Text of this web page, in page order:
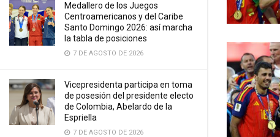
Medallero de los Juegos
Centroamericanos y del Caribe
Santo Domingo 2026: así marcha
la tabla de posiciones
7 DE AGOSTO DE 2026
Vicepresidenta participa en toma
de posesión del presidente electo
de Colombia, Abelardo de la
Espriella
7 DE AGOSTO DE 2026